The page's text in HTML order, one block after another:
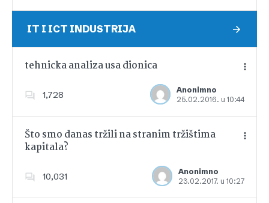
IT I ICT INDUSTRIJA
tehnicka analiza usa dionica
1,728
Anonimno
25.02.2016. u 10:44
Dodajte u favorite
Što smo danas tržili na stranim tržištima
kapitala?
10,031
Anonimno
23.02.2017. u 10:27
Dodajte u favorite